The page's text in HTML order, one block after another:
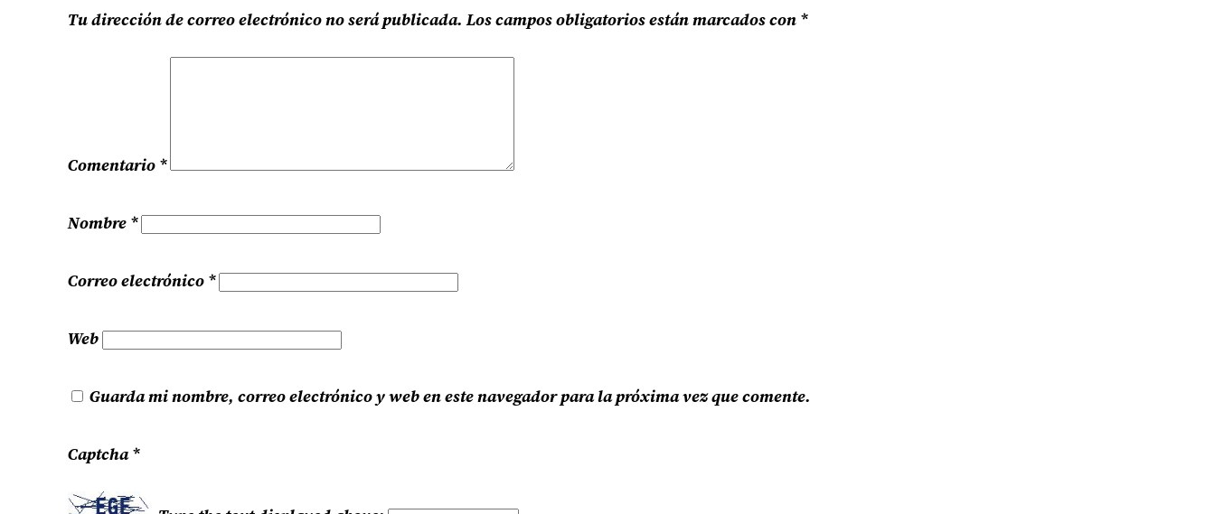
Tu dirección de correo electrónico no será publicada. Los campos obligatorios están marcados con *
Comentario *
Nombre *
Correo electrónico *
Web
Guarda mi nombre, correo electrónico y web en este navegador para la próxima vez que comente.
Captcha*